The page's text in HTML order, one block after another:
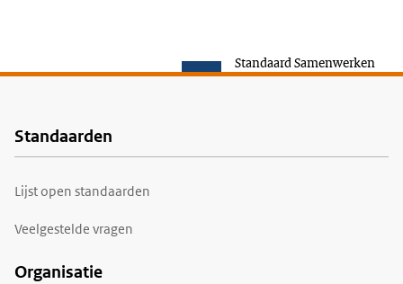
Standaard Samenwerken
Voet
Standaarden
Lijst open standaarden
Veelgestelde vragen
Organisatie